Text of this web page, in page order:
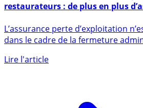
restaurateurs : de plus en plus
des dédommagements
dans le cadre de la fermeture